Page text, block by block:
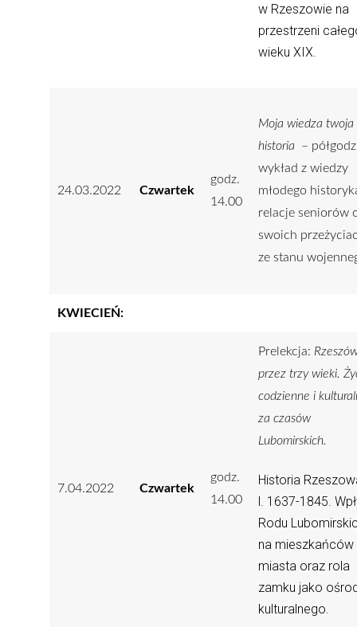
w Rzeszowie na
przestrzeni
wieku XIX.
24.03.2022 Czwartek
godz.
14.00
Moja wiedza twoja
historia –
wykład z wiedzy
młodego
relacje seniorów
swoich
ze stanu
KWIECIEŃ:
7.04.2022 Czwartek
godz.
14.00
Prelekcja:
przez trzy wieki.
codzienne i
za czasów
Lubomirskich.
Historia
l. 1637-1845.
Rodu
na mieszkańców
miasta oraz rola
zamku jako
kulturalnego.